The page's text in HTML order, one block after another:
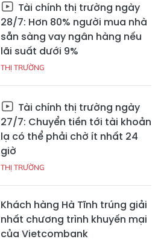
Tài chính thị trường ngày
28/7: Hơn 80% người mua nhà
sẵn sàng vay ngân hàng nếu
lãi suất dưới 9%
THỊ TRƯỜNG
Tài chính thị trường ngày
27/7: Chuyển tiền tới tài khoản
lạ có thể phải chờ ít nhất 24
giờ
THỊ TRƯỜNG
Khách hàng Hà Tĩnh trúng giải
nhất chương trình khuyến mại
của Vietcombank